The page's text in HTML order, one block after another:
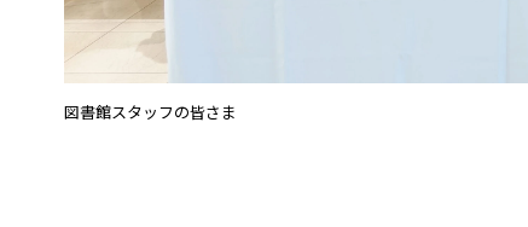
図書館スタッフの皆さま